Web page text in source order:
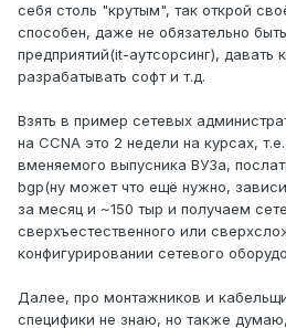
себя столь "крутым", так открой
способен, даже не обязательно
предприятий(it-аутсорсинг), давать
разрабатывать софт и т.д.
Взять в пример сетевых
на CCNA это 2 недели на курсах,
вменяемого выпусника ВУЗа,
bgp(ну может что ещё нужно,
за месяц и ~150 тыр и получаем
сверхъестественного или
конфигурировании сетевого
Далее, про монтажников и
специфики не знаю, но также